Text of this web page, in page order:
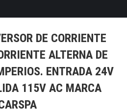
DE CORRIENTE
ALTERNA DE
ENTRADA 24V
115V AC MARCA